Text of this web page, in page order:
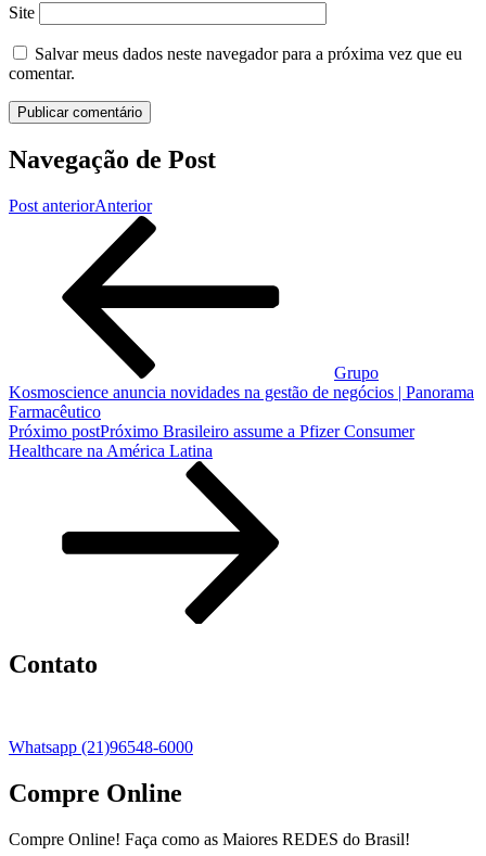
Site
Salvar meus dados neste navegador para a próxima vez que eu
comentar.
Navegação de Post
Post anteriorAnterior
Grupo
Kosmoscience anuncia novidades na gestão de negócios | Panorama
Farmacêutico
Próximo postPróximo Brasileiro assume a Pfizer Consumer
Healthcare na América Latina
Contato
Whatsapp (21)96548-6000
Compre Online
Compre Online! Faça como as Maiores REDES do Brasil!